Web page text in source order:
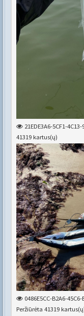
21EDE3A6-5CF1-
41319 kartus(ų)
0486E5CC-B2A6-
Peržiūrėta 41319